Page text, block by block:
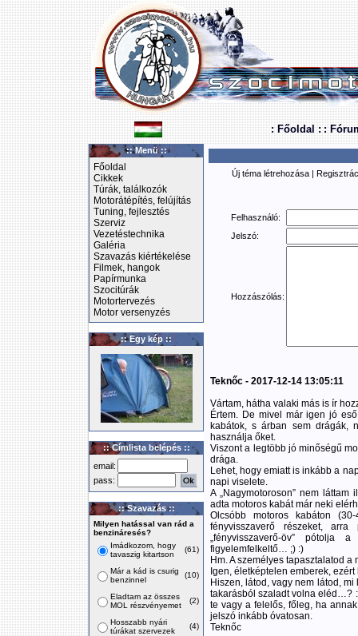
: Főoldal : :
:: Menü ::
Főoldal
Cikkek
Túrák, találkozók
Motorátépítés, felújítás
Tuning, fejlesztés
Szerviz
Vezetéstechnika
Galéria
Szavazás kiértékelése
Filmek, hangok
Papírmunka
Szocitúrák
Motortervezés
Motor versenyzés
:: Egy kép ::
:: Címlista belépés ::
email:
pass:
:: Szavazás ::
Milyen hatással van rád a
benzináresés?
Imádkozom, hogy
tavaszig kitartson
(61)
Már a kád is csurig
benzinnel
(10)
Eladtam az összes
MOL részvényemet
(2)
Hosszabb nyári
túrákat szervezek
(4)
Új téma létrehozása |
Felhasználó:
Jelszó:
Hozzászólás:
Teknőc - 2017-12-14 13:05:11
Vártam, hátha valaki más is ír
Értem. De mivel már igen jó
kabátok, s árban sem drágák,
használja őket.
Viszont a legtöbb jó minőségű
drága.
Lehet, hogy emiatt is inkább a
napi viselete.
A „Nagymotoroson” nem
adta motoros kabát már neki
Olcsóbb motoros kabáton
fényvisszaverő részeket,
„fényvisszaverő-öv”
figyelemfelkeltő… ;) :)
Hm. A személyes tapasztalatod
Igen, életképtelen emberek,
Hiszen, látod, vagy nem látod,
takarásból szaladt volna eléd…?
te vagy a felelős, főleg, ha
jelszó inkább óvatosan.
Teknőc